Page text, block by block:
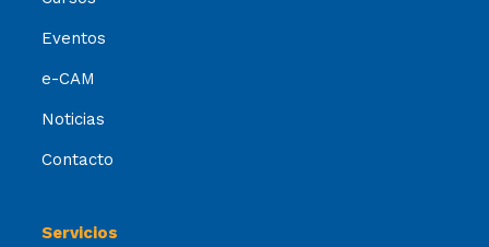
Eventos
e-CAM
Noticias
Contacto
Servicios